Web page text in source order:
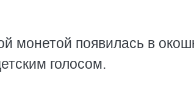
монетой появилась в
голосом.